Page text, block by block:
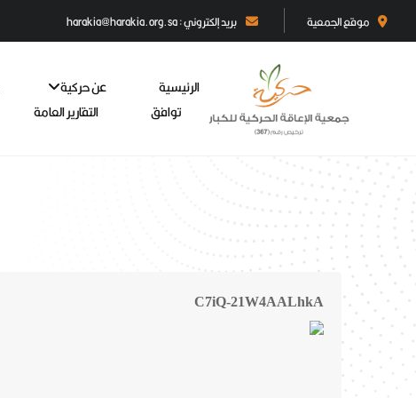
موقع الجمعية بريد إلكتروني : harakia@harakia.org.sa
الرئيسية عن حركية
توافق
التقارير العامة
C7iQ-21W4AALhkA